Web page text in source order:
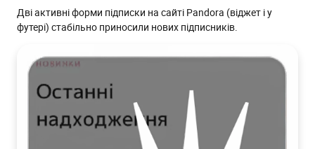
Дві активні форми підписки на сайті Pandora (віджет і у
футері) стабільно приносили нових підписників.